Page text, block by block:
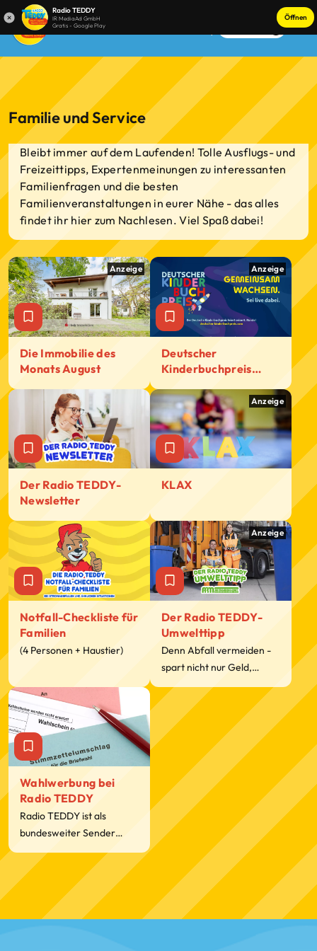
Radio TEDDY
IR MediaAd GmbH
Gratis - Google Play
Öffnen
Familie und Service
Bleibt immer auf dem Laufenden! Tolle Ausflugs- und
Freizeittipps, Expertenmeinungen zu interessanten
Familienfragen und die besten
Familienveranstaltungen in eurer Nähe - das alles
findet ihr hier zum Nachlesen. Viel Spaß dabei!
Anzeige
Die Immobilie des
Monats August
Anzeige
Deutscher
Kinderbuchpreis
Der Radio TEDDY-
Newsletter
Anzeige
KLAX
Notfall-Checkliste für
Familien
(4 Personen + Haustier)
Anzeige
Der Radio TEDDY-
Umwelttipp
Denn Abfall vermeiden -
spart nicht nur Geld,
den Rohstoff- und
Energieverbrauch und
trägt dazu bei, eine gute
Lebensqualität für
zukünftige Generationen
zu erhalten.
Wahlwerbung bei
Radio TEDDY
Radio TEDDY ist als
bundesweiter Sender
gesetzlich verpflichtet,
Wahlwerbung
auszustrahlen. Alle Fragen
zu diesem Thema
beantworten wir hier.